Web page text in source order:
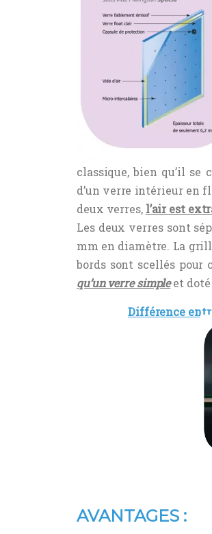
classique, bien qu’il se
d’un verre intérieur en
deux verres, l’air est
Les deux verres sont
mm en diamètre. La
bords sont scellés
qu’un verre simpleet doté
Différence
AVANTAGES :